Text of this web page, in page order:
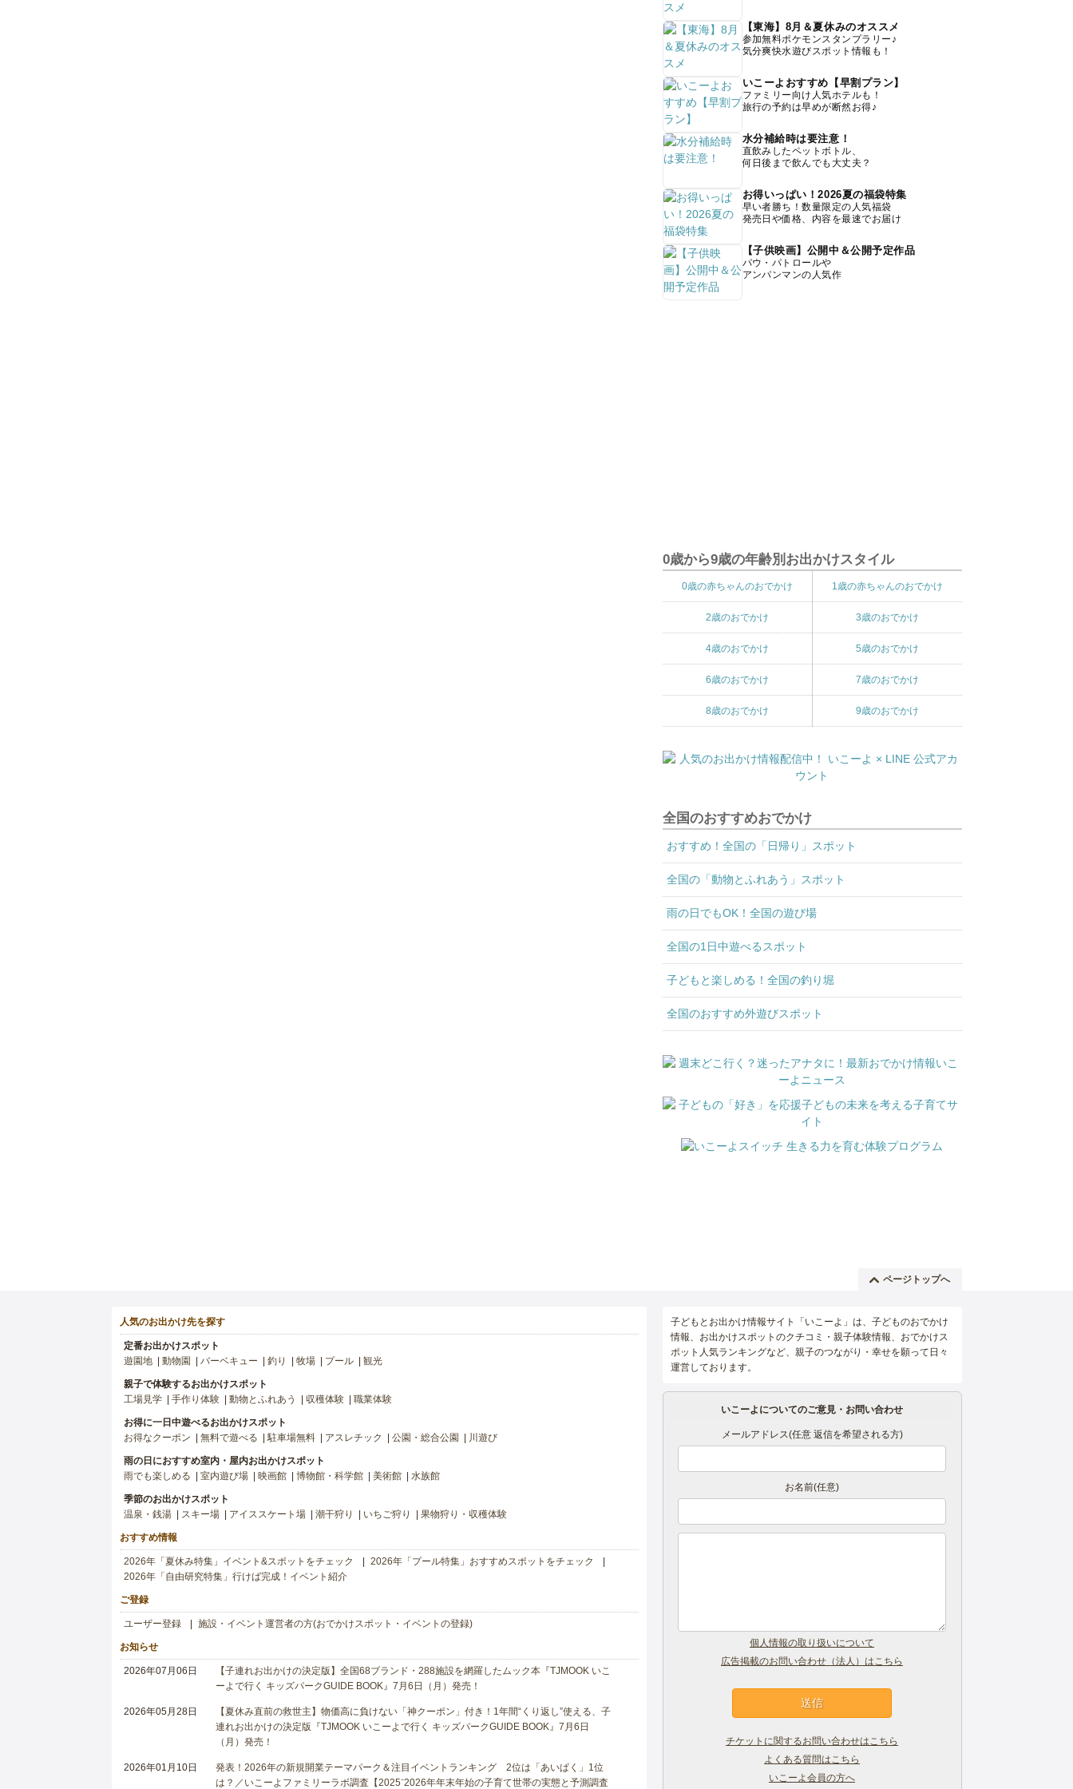
【東海】8月＆夏休みのオススメ
参加無料ポケモンスタンプラリー♪
気分爽快水遊びスポット情報も！
いこーよおすすめ【早割プラン】
ファミリー向け人気ホテルも！
旅行の予約は早めが断然お得♪
水分補給時は要注意！
直飲みしたペットボトル、
何日後まで飲んでも大丈夫？
お得いっぱい！2026夏の福袋特集
早い者勝ち！数量限定の人気福袋
発売日や価格、内容を最速でお届け
【子供映画】公開中＆公開予定作品
パウ・パトロールや
アンパンマンの人気作
0歳から9歳の年齢別お出かけスタイル
0歳の赤ちゃんのおでかけ 1歳の赤ちゃんのおでかけ
2歳のおでかけ 3歳のおでかけ
4歳のおでかけ 5歳のおでかけ
6歳のおでかけ 7歳のおでかけ
8歳のおでかけ 9歳のおでかけ
全国のおすすめおでかけ
おすすめ！全国の「日帰り」スポット
全国の「動物とふれあう」スポット
雨の日でもOK！全国の遊び場
全国の1日中遊べるスポット
子どもと楽しめる！全国の釣り堀
全国のおすすめ外遊びスポット
ページトップへ
人気のお出かけ先を探す
定番お出かけスポット
遊園地
動物園 バーベキュー 釣り 牧場 プール 観光
親子で体験するお出かけスポット
工場見学
手作り体験 動物とふれあう 収穫体験 職業体験
お得に一日中遊べるお出かけスポット
お得なクーポン
無料で遊べる 駐車場無料 アスレチック 公園・総合公園 川遊び
雨の日におすすめ室内・屋内お出かけスポット
雨でも楽しめる
室内遊び場 映画館 博物館・科学館 美術館 水族館
季節のお出かけスポット
温泉・銭湯
スキー場 アイススケート場 潮干狩り いちご狩り 果物狩り・収穫体験
おすすめ情報
2026年「夏休み特集」イベント&スポットをチェック
2026年「プール特集」おすすめスポットをチェック
2026年「自由研究特集」行けば完成！イベント紹介
ご登録
ユーザー登録 施設・イベント運営者の方(おでかけスポット・イベントの登録)
お知らせ
2026年07月06日
【子連れお出かけの決定版】全国68ブランド・288施設を網羅したムック本『TJMOOK いこ
ーよで行く キッズパークGUIDE BOOK』7月6日（月）発売！
2026年05月28日
【夏休み直前の救世主】物価高に負けない「神クーポン」付き！1年間“くり返し”使える、子
連れお出かけの決定版『TJMOOK いこーよで行く キッズパークGUIDE BOOK』7月6日
（月）発売！
2026年01月10日
発表！2026年の新規開業テーマパーク＆注目イベントランキング 2位は「あいぱく」1位
は？／いこーよファミリーラボ調査【2025⁻2026年年末年始の子育て世帯の実態と予測調査
子どもとお出かけ情報サイト「いこーよ」は、子どものおでかけ
情報、お出かけスポットのクチコミ・親子体験情報、おでかけス
ポット人気ランキングなど、親子のつながり・幸せを願って日々
運営しております。
いこーよについてのご意見・お問い合わせ
メールアドレス(任意 返信を希望される方)
お名前(任意)
個人情報の取り扱いについて
広告掲載のお問い合わせ（法人）はこちら
チケットに関するお問い合わせはこちら
よくある質問はこちら
いこーよ会員の方へ